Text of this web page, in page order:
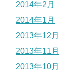
2014年2月
2014年1月
2013年12月
2013年11月
2013年10月